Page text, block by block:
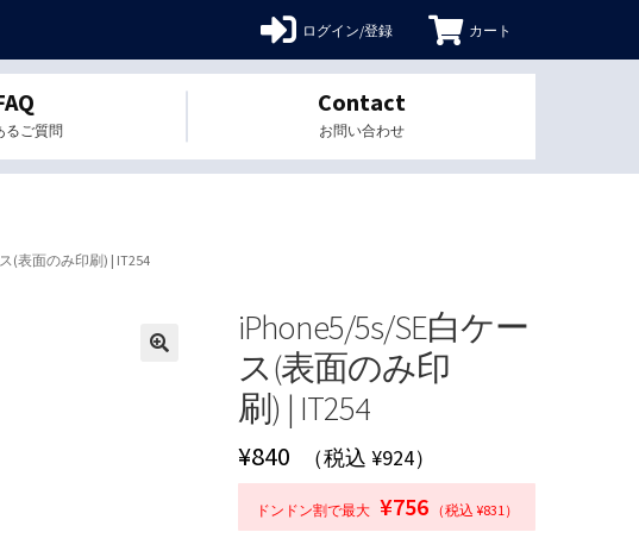
ログイン/登録 カート
るご質問
Contact
お問い合わせ
(表面のみ印刷) | IT254
iPhone5/5s/SE白ケー
ス(表面のみ印
刷) | IT254
¥840 （税込 ¥924）
ドンドン割で最大 ¥756 （税込 ¥831）